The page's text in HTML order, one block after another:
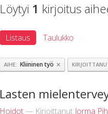
Löytyi 1 kirjoitus
Listaus Taulukko
AIHE Kliininen työ ×
Lasten
Hoidot— Kirjoittanut Jorma